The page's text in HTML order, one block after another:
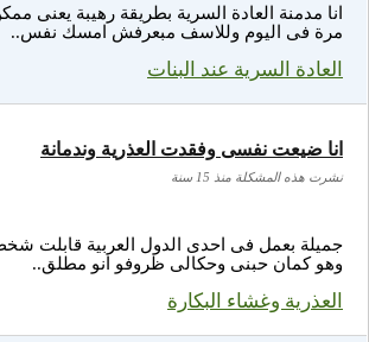
انا مدمنة العادة السرية بطريقة رهيبة يعنى
مرة فى اليوم وللاسف مبعرفش امسك نفس..
العادة السرية عند البنات
جميلة بعمل فى احدى الدول العربية قابلت
وهو كمان حبنى وحكالى ظروفو انو مطلق..
العذرية وغشاء البكارة
انا ضيعت نفسى وفقدت العذرية وندمانة
نشرت هذه المشكلة منذ 15 سنة